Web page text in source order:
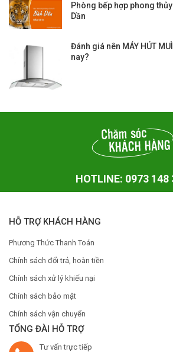
Phòng bếp hợp phong
Dần
Đánh giá nên MÁY HÚT
nay?
HOTLINE: 0973 148
HỖ TRỢ KHÁCH HÀNG
Phương Thức Thanh Toán
Chính sách đổi trả, hoàn tiền
Chính sách xử lý khiếu nại
Chính sách bảo mật
Chính sách vận chuyển
TỔNG ĐÀI HỖ TRỢ
Tư vấn trực tiếp